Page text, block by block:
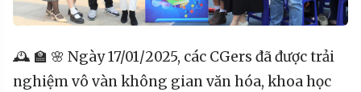
🕰 🏫 🌸 Ngày 17/01/2025, các CGers đã được trải
nghiệm vô vàn không gian văn hóa, khoa học